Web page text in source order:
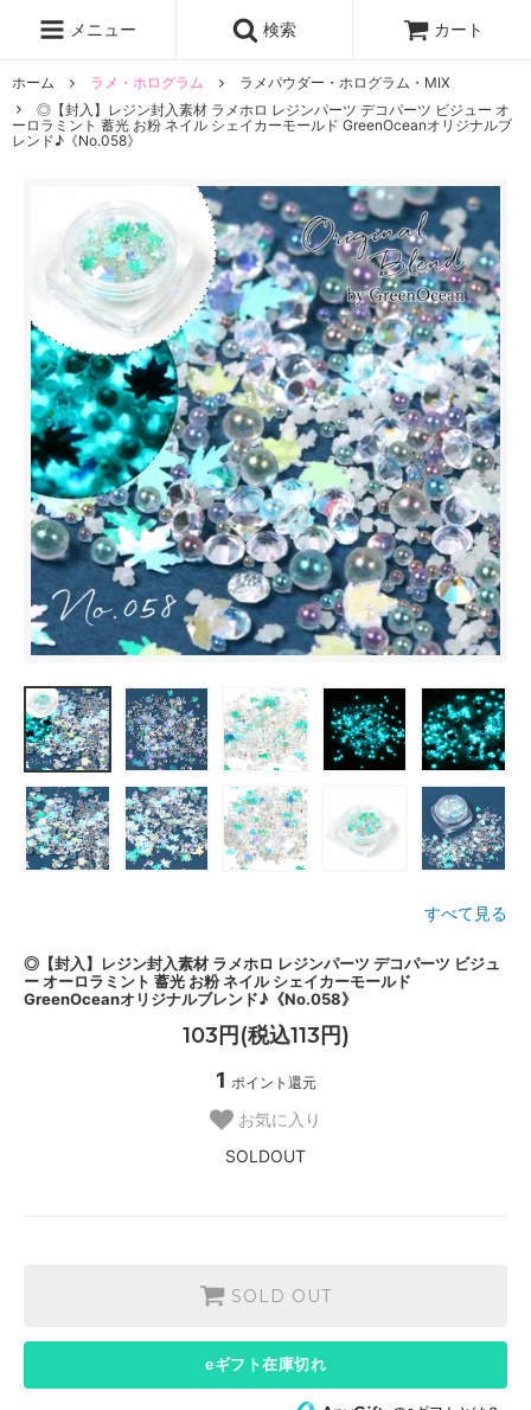
メニュー 検索 カート
ホーム ラメ・ホログラム
ラメパウダー・ホログラム・MIX
◎【封入】レジン封入素材 ラメホロ レジンパーツ デコパーツ ビジュー オ
ーロラミント 蓄光 お粉 ネイル シェイカーモールド GreenOceanオリジナルブ
レンド♪《No.058》
すべて見る
◎【封入】レジン封入素材 ラメホロ レジンパーツ デコパーツ ビジュ
ー オーロラミント 蓄光 お粉 ネイル シェイカーモールド
GreenOceanオリジナルブレンド♪《No.058》
103円(税込113円)
1 ポイント還元
お気に入り
SOLDOUT
SOLD OUT
eギフト在庫切れ